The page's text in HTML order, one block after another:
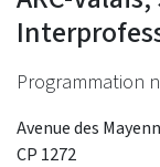
Programmation
Avenue des
CP 1272